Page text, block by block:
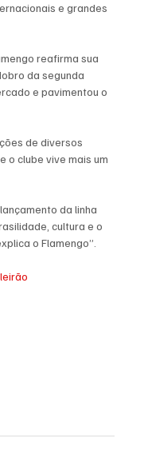
e grandes
reafirma sua
da segunda
e pavimentou o
de diversos
o clube vive mais um
da linha
cultura e o
o Flamengo”.